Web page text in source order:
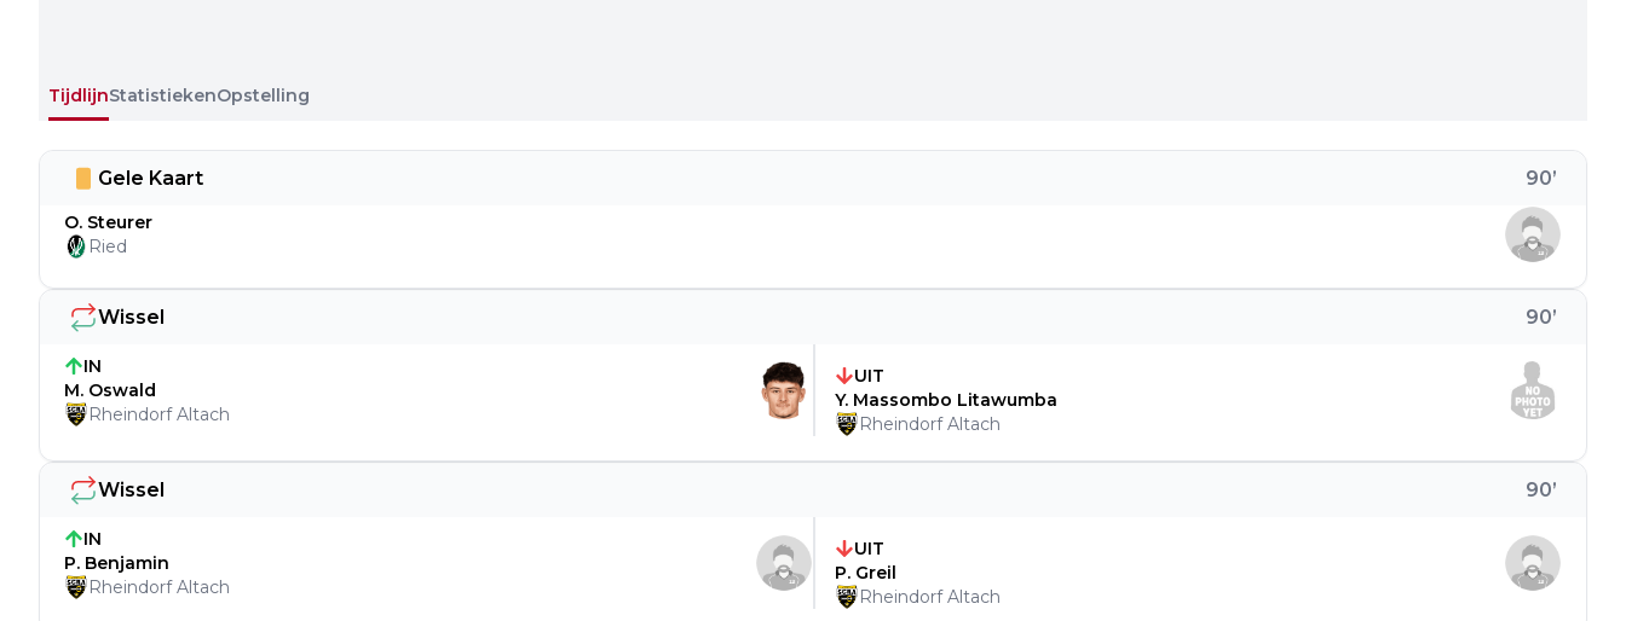
TijdlijnStatistiekenOpstelling
Wissel 90’
IN
P. Benjamin
Rheindorf Altach
UIT
P. Greil
Rheindorf Altach
Wissel 90’
IN
M. Oswald
Rheindorf Altach
UIT
Y. Massombo Litawumba
Rheindorf Altach
Gele Kaart 90’
O. Steurer
Ried